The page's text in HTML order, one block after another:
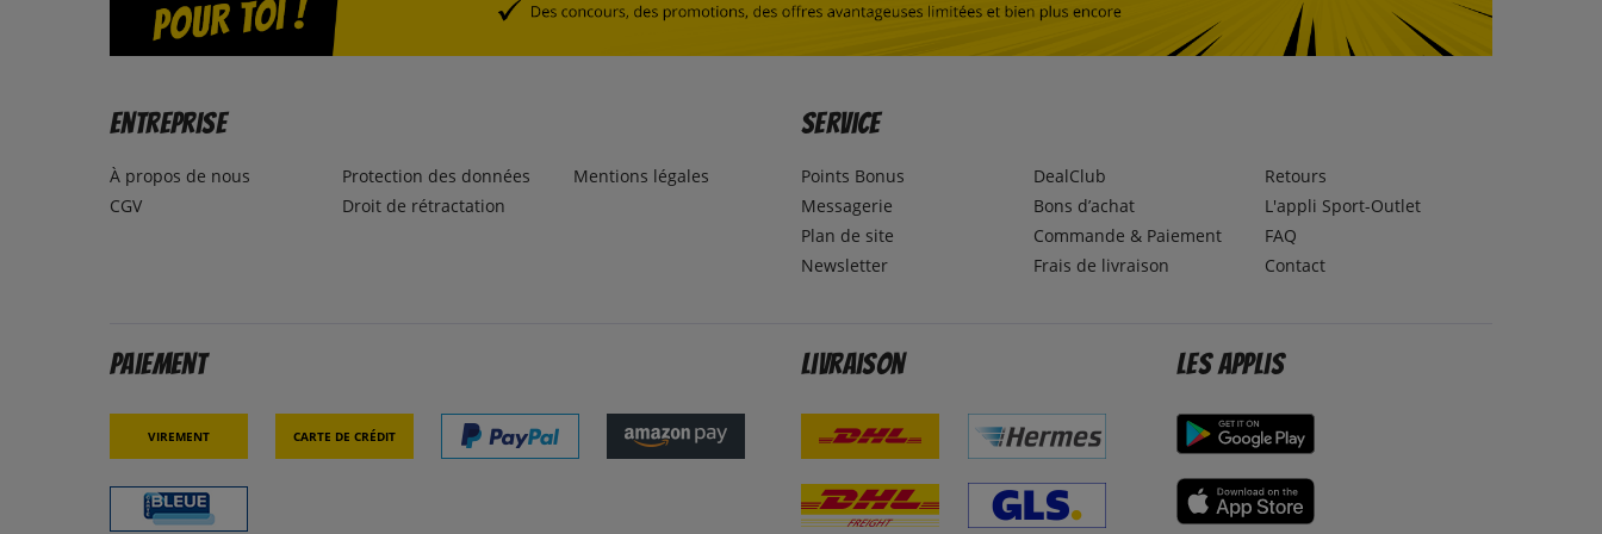
Entreprise
À propos de nous
CGV
Protection des données
Droit de rétractation
Mentions légales
Service
Points Bonus
Messagerie
Plan de site
Newsletter
DealClub
Bons d’achat
Commande & Paiement
Frais de livraison
Retours
L'appli Sport-Outlet
FAQ
Contact
Paiement
Virement Carte de crédit
Livraison Les applis